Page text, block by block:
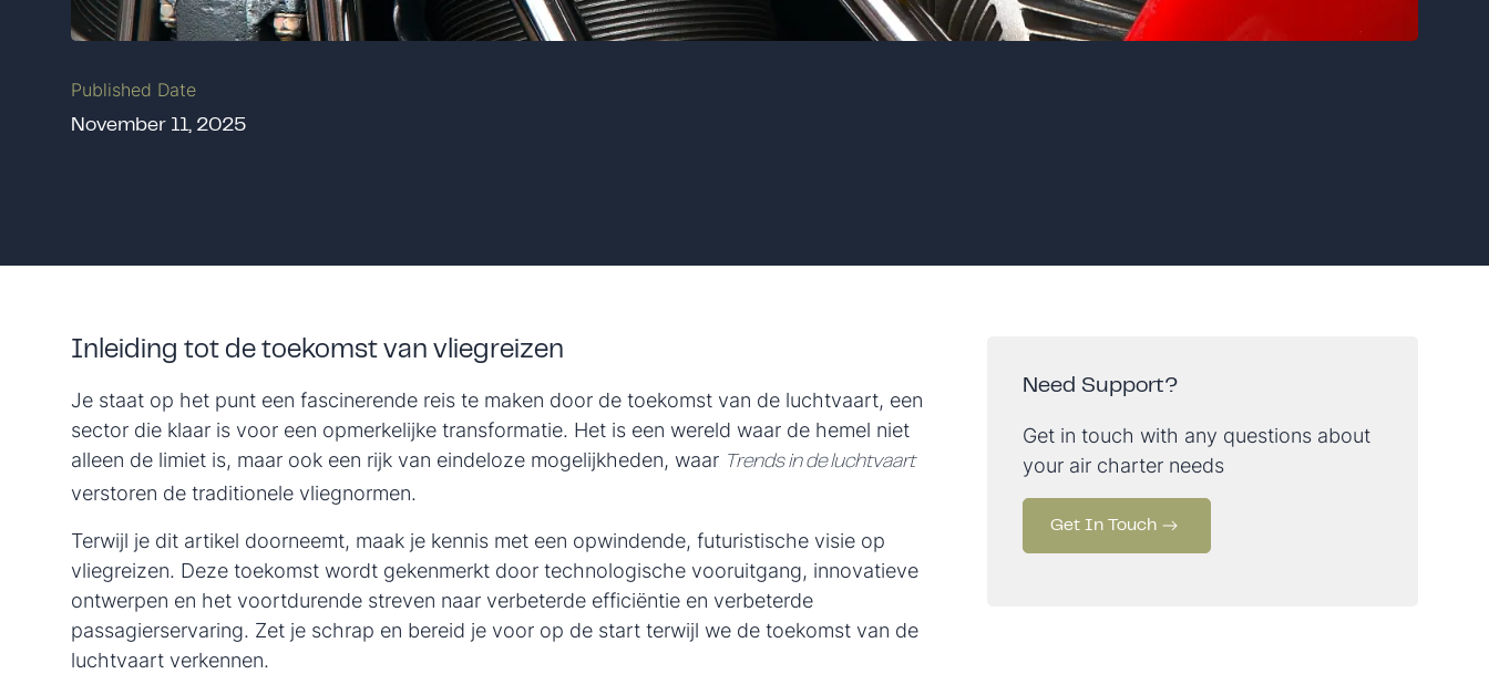
Published Date
November 11, 2025
Inleiding tot de toekomst van vliegreizen
Je staat op het punt een fascinerende reis te maken door de toekomst van de luchtvaart, een
sector die klaar is voor een opmerkelijke transformatie. Het is een wereld waar de hemel niet
alleen de limiet is, maar ook een rijk van eindeloze mogelijkheden, waar
Trends in de luchtvaart
verstoren de traditionele vliegnormen.
Terwijl je dit artikel doorneemt, maak je kennis met een opwindende, futuristische visie op
vliegreizen. Deze toekomst wordt gekenmerkt door technologische vooruitgang, innovatieve
ontwerpen en het voortdurende streven naar verbeterde efficiëntie en verbeterde
passagierservaring. Zet je schrap en bereid je voor op de start terwijl we de toekomst van de
luchtvaart verkennen.
Need Support?
Get in touch with any questions about
your air charter needs
Get In Touch